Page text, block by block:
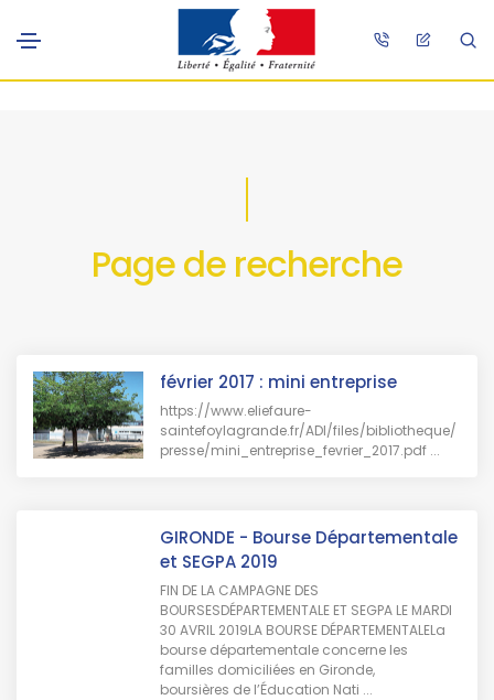
Page de recherche
février 2017 : mini entreprise
https://www.eliefaure-
saintefoylagrande.fr/ADI/files/bibliotheque/
presse/mini_entreprise_fevrier_2017.pdf ...
GIRONDE - Bourse Départementale
et SEGPA 2019
FIN DE LA CAMPAGNE DES
BOURSESDÉPARTEMENTALE ET SEGPA LE MARDI
30 AVRIL 2019LA BOURSE DÉPARTEMENTALELa
bourse départementale concerne les
familles domiciliées en Gironde,
boursières de l’Éducation Nati ...